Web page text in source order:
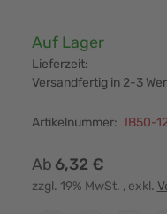
Verfügbarkeit:
Auf Lager
Lieferzeit:
Versandfertig in 2-3
Artikelnummer: IB50-
Ab 6,32 €
zzgl. 19% MwSt. , exkl.